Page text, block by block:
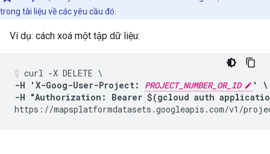
trong tài liệu về các yêu cầu đó.
Ví dụ: cách xoá một tập dữ liệu:
-H 'X-Goog-User-Project: PROJECT_NUMBER_OR_ID
' \
-H "Authorization: Bearer $(gcloud auth
https://mapsplatformdatasets.googleapis.com/v1/